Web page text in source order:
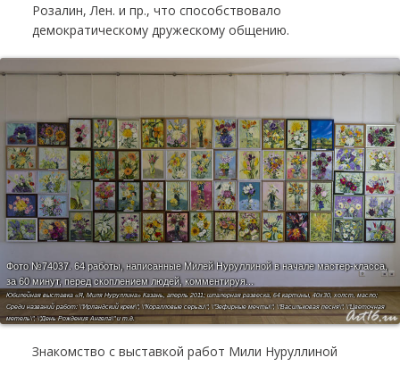
Розалин, Лен. и пр., что способствовало
демократическому дружескому общению.
Фото №74037. 64 работы, написанные Милей Нуруллиной в начале мастер-класса,
за 60 минут, перед скоплением людей, комментируя...
Юбилейная выставка «Я, Миля Нуруллина» Казань, аперль 2011; шпалерная развеска, 64 картины, 40х30, холст, масло;
Среди названий работ: \"Ирландский крем\", \"Коралловые серьги\", \"Зефирные мечты\", \"Васильковая песня\", \"Цветочная
метель\", \"День Рождения Ангела\" и т.д.
Знакомство с выставкой работ Мили Нуруллиной